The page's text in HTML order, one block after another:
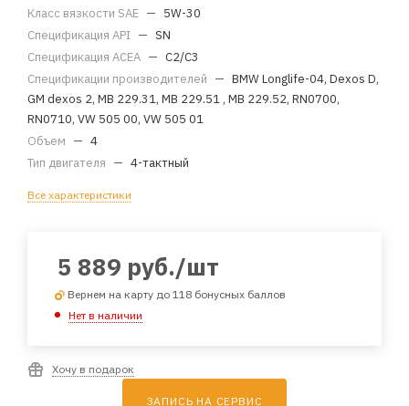
Класс вязкости SAE — 5W-30
Спецификация API — SN
Спецификация ACEA — С2/C3
Спецификации производителей — BMW Longlife-04, Dexos D,
GM dexos 2, MB 229.31, MB 229.51 , MB 229.52, RN0700,
RN0710, VW 505 00, VW 505 01
Объем — 4
Тип двигателя — 4-тактный
Все характеристики
5 889 руб./шт
Вернем на карту до 118 бонусных баллов
Нет в наличии
Хочу в подарок
ЗАПИСЬ НА СЕРВИС